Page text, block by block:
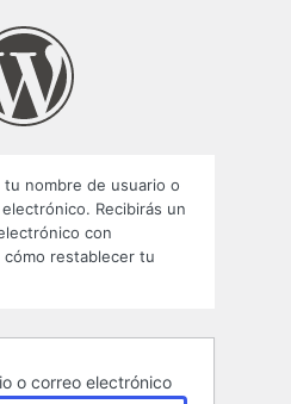
nombre de usuario o
Recibirás un
con
restablecer tu
o correo electrónico